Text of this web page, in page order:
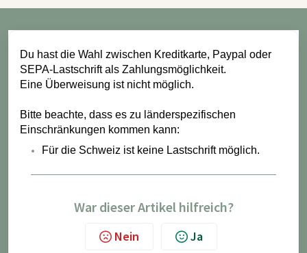
Du hast die Wahl zwischen Kreditkarte, Paypal oder
SEPA-Lastschrift als Zahlungsmöglichkeit.
Eine Überweisung ist nicht möglich.
Bitte beachte, dass es zu länderspezifischen
Einschränkungen kommen kann:
Für die Schweiz ist keine Lastschrift möglich.
War dieser Artikel hilfreich?
Nein Ja